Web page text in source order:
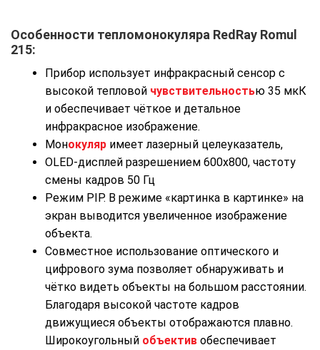
Особенности тепломонокуляра RedRay Romul
215:
Прибор использует инфракрасный сенсор с
высокой тепловой чувствительностью 35 мкК
и обеспечивает чёткое и детальное
инфракрасное изображение.
Монокуляр имеет лазерный целеуказатель,
OLED-дисплей разрешением 600х800, частоту
смены кадров 50 Гц
Режим PIP. В режиме «картинка в картинке» на
экран выводится увеличенное изображение
объекта.
Совместное использование оптического и
цифрового зума позволяет обнаруживать и
чётко видеть объекты на большом расстоянии.
Благодаря высокой частоте кадров
движущиеся объекты отображаются плавно.
Широкоугольный объектив обеспечивает